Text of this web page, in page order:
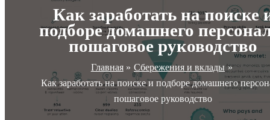
Как заработать на поиске
подборе домашнего
пошаговое руководство
Главная
Сбережения и вклады
Как заработать на поиске и подборе домашнего
пошаговое руководство